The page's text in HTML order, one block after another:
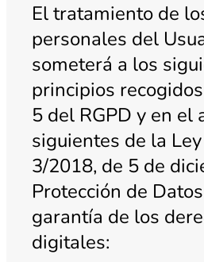
El tratamiento de
personales del
someterá a los
principios
5 del RGPD y en el
siguientes de la
3/2018, de 5 de
Protección de
garantía de los
digitales: